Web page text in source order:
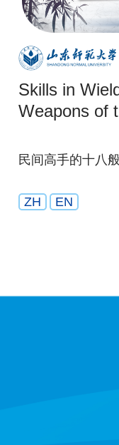
Skills in
Weapons of
民间高手的十八
ZH EN